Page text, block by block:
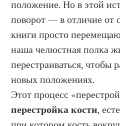
положение. Но в этой
поворот — в отличие от
книги просто
наша челюстная полка
перестраиваться, чтобы
новых положениях.
Этот процесс
перестройка кости,